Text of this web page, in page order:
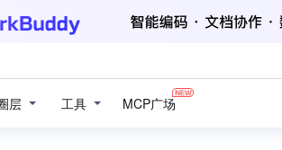
层 工具 MCP广场